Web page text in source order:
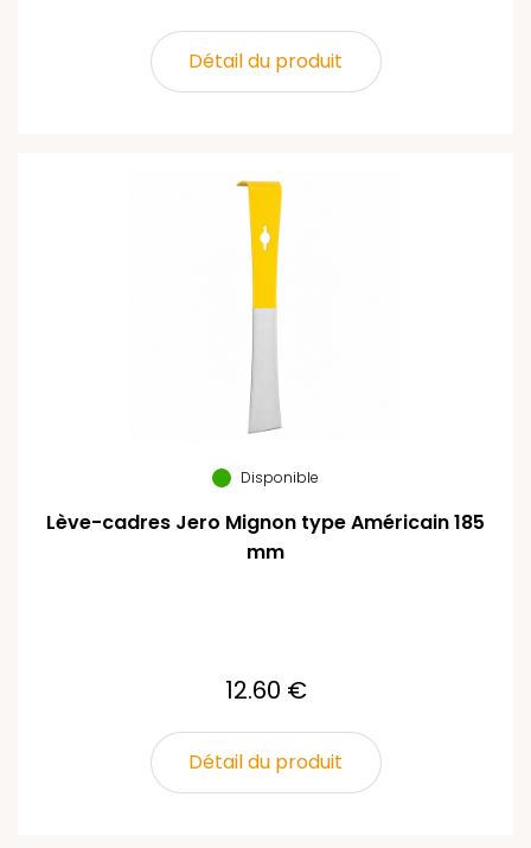
Détail du produit
Disponible
Lève-cadres Jero Mignon type Américain 185
mm
12.60 €
Détail du produit